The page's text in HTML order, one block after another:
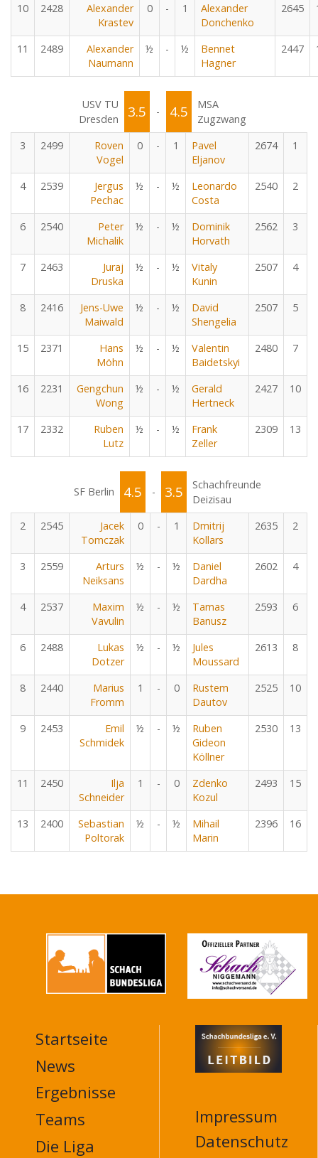
10 2428
Alexander
Krastev
0 - 1
Alexander
Donchenko
2645
11 2489
Alexander
Naumann
½ - ½
Bennet
Hagner
2447
USV TU
Dresden
3.5 - 4.5
MSA
Zugzwang
3
2499
Roven
Vogel
0 - 1
Pavel
Eljanov
2674 1
4 2539
Jergus
Pechac
½ - ½
Leonardo
Costa
2540 2
6 2540
Peter
Michalik
½ - ½
Dominik
Horvath
2562 3
7 2463
Juraj
Druska
½ - ½
Vitaly
Kunin
2507 4
8 2416
Jens-Uwe
Maiwald
½ - ½
David
Shengelia
2507 5
15 2371
Hans
Möhn
½ - ½
Valentin
Baidetskyi
2480 7
16 2231
Gengchun
Wong
½ - ½
Gerald
Hertneck
2427 10
17 2332
Ruben
Lutz
½ - ½
Frank
Zeller
2309 13
SF Berlin 4.5 - 3.5
Schachfreunde
Deizisau
2
2545
Jacek
Tomczak
0 - 1
Dmitrij
Kollars
2635 2
3 2559
Arturs
Neiksans
½ - ½
Daniel
Dardha
2602 4
4 2537
Maxim
Vavulin
½ - ½
Tamas
Banusz
2593 6
6 2488
Lukas
Dotzer
½ - ½
Jules
Moussard
2613 8
8 2440
Marius
Fromm
1 - 0
Rustem
Dautov
2525 10
9 2453
Emil
Schmidek
½ - ½
Ruben
Gideon
Köllner
2530 13
11 2450
Ilja
Schneider
1 - 0
Zdenko
Kozul
2493 15
13 2400
Sebastian
Poltorak
½ - ½
Mihail
Marin
2396 16
MAIN
NAVIGATION
FOOTER
Startseite
News
Ergebnisse
Teams
Die Liga
Impressum
Datenschutz